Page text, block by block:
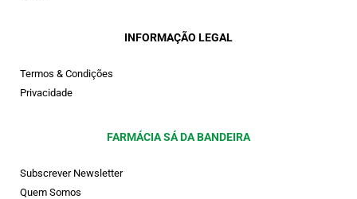
INFORMAÇÃO LEGAL
Termos & Condições
Privacidade
FARMÁCIA SÁ DA BANDEIRA
Subscrever Newsletter
Quem Somos